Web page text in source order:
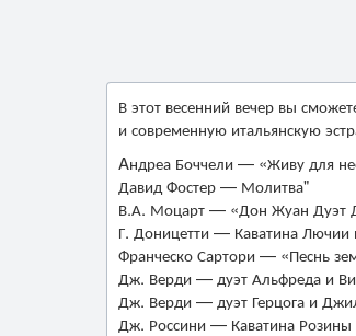
В этот весенний вечер вы
и современную итальянскую
Aндреа Боччели — «Живу для
Давид Фостер — Молитва"
В.А. Моцарт — «Дон Жуан Дуэт
Г. Доницетти — Каватина
Франческо Сартори — «Песнь
Дж. Верди — дуэт Альфреда и
Дж. Верди — дуэт Герцога и
Дж. Россини — Каватина